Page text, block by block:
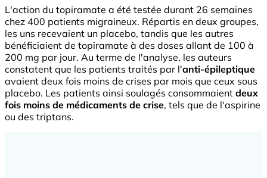
L'action du topiramate a été testée durant 26 semaines
chez 400 patients migraineux. Répartis en deux groupes,
les uns recevaient un placebo, tandis que les autres
bénéficiaient de topiramate à des doses allant de 100 à
200 mg par jour. Au terme de l'analyse, les auteurs
constatent que les patients traités par l'anti-épileptique
avaient deux fois moins de crises par mois que ceux sous
placebo. Les patients ainsi soulagés consommaient deux
fois moins de médicaments de crise, tels que de l'aspirine
ou des triptans.